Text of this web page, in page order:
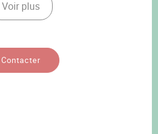
Voir plus
Contacter